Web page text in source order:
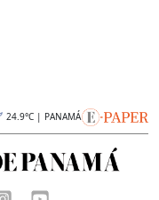
24.9°C | PANAMÁ